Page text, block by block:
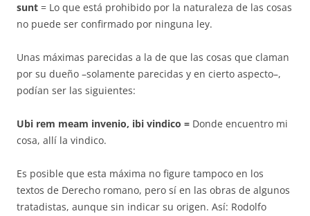
sunt = Lo que está prohibido por la naturaleza de las cosas
no puede ser confirmado por ninguna ley.
Unas máximas parecidas a la de que las cosas que claman
por su dueño –solamente parecidas y en cierto aspecto–,
podían ser las siguientes:
Ubi rem meam invenio, ibi vindico = Donde encuentro mi
cosa, allí la vindico.
Es posible que esta máxima no figure tampoco en los
textos de De­recho roma­no, pero sí en las obras de algunos
tratadistas, aunque sin in­di­car su ori­gen. Así: Rodolfo